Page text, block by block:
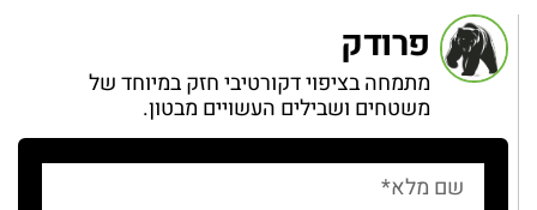
פרודק
מתמחה בציפוי דקורטיבי חזק במיוחד של
משטחים ושבילים העשויים מבטון.